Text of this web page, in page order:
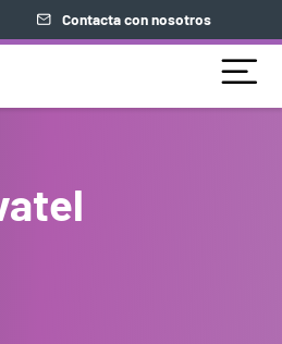
Contacta con nosotros